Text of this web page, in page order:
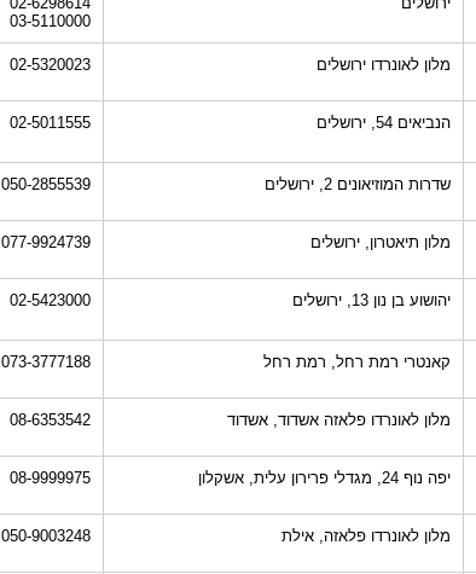
03-5110000
מלון לאונרדו ירושלים 02-5320023
הנביאים 54, ירושלים 02-5011555
שדרות המוזיאונים 2, ירושלים 050-2855539
מלון תיאטרון, ירושלים 077-9924739
יהושוע בן נון 13, ירושלים 02-5423000
קאנטרי רמת רחל, רמת רחל 073-3777188
מלון לאונרדו פלאזה אשדוד, אשדוד 08-6353542
יפה נוף 24, מגדלי פרירון עלית, אשקלון 08-9999975
מלון לאונרדו פלאזה, אילת 050-9003248